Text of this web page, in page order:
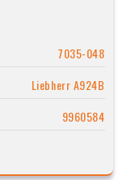
7035-048
Liebherr A924B
9960584